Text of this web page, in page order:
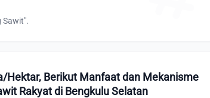
Sawit".
Hektar, Berikut Manfaat dan Mekanisme
Rakyat di Bengkulu Selatan